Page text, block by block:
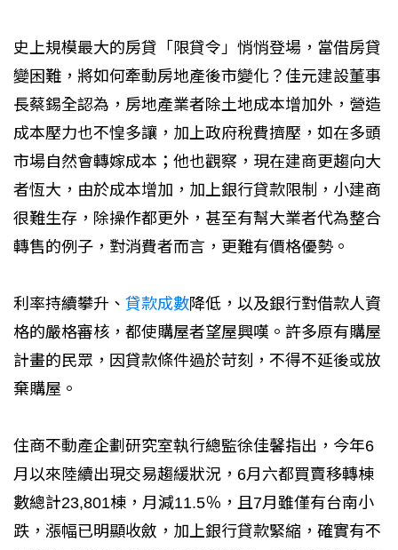
史上規模最大的房貸「限貸令」悄悄登場，當借房貸
變困難，將如何牽動房地產後市變化？佳元建設董事
長蔡錫全認為，房地產業者除土地成本增加外，營造
成本壓力也不惶多讓，加上政府稅費擠壓，如在多頭
市場自然會轉嫁成本；他也觀察，現在建商更趨向大
者恆大，由於成本增加，加上銀行貸款限制，小建商
很難生存，除操作都更外，甚至有幫大業者代為整合
轉售的例子，對消費者而言，更難有價格優勢。
利率持續攀升、 貸款成數降低，以及銀行對借款人資
格的嚴格審核，都使購屋者望屋興嘆。許多原有購屋
計畫的民眾，因貸款條件過於苛刻，不得不延後或放
棄購屋。
住商不動產企劃研究室執行總監徐佳馨指出，今年6
月以來陸續出現交易趨緩狀況，6月六都買賣移轉棟
數總計23,801棟，月減11.5％，且7月雖僅有台南小
跌，漲幅已明顯收斂，加上銀行貸款緊縮，確實有不